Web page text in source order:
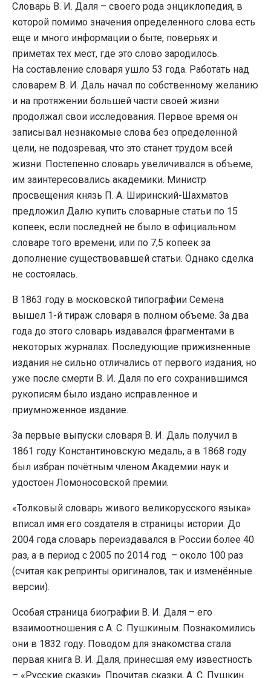
Словарь В. И. Даля – своего рода энциклопедия, в
которой помимо значения определенного слова есть
еще и много информации о быте, поверьях и
приметах тех мест, где это слово зародилось.
На составление словаря ушло 53 года. Работать над
словарем В. И. Даль начал по собственному желанию
и на протяжении большей части своей жизни
продолжал свои исследования. Первое время он
записывал незнакомые слова без определенной
цели, не подозревая, что это станет трудом всей
жизни. Постепенно словарь увеличивался в объеме,
им заинтересовались академики. Министр
просвещения князь П. А. Ширинский-Шахматов
предложил Далю купить словарные статьи по 15
копеек, если последней не было в официальном
словаре того времени, или по 7,5 копеек за
дополнение существовавшей статьи. Однако сделка
не состоялась.
В 1863 году в московской типографии Семена
вышел 1-й тираж словаря в полном объеме. За два
года до этого словарь издавался фрагментами в
некоторых журналах. Последующие прижизненные
издания не сильно отличались от первого издания, но
уже после смерти В. И. Даля по его сохранившимся
рукописям было издано исправленное и
приумноженное издание.
За первые выпуски словаря В. И. Даль получил в
1861 году Константиновскую медаль, а в 1868 году
был избран почётным членом Академии наук и
удостоен Ломоносовской премии.
«Толковый словарь живого великорусского языка»
вписал имя его создателя в страницы истории. До
2004 года словарь переиздавался в России более 40
раз, а в период с 2005 по 2014 год – около 100 раз
(считая как репринты оригиналов, так и изменённые
версии).
Особая страница биографии В. И. Даля – его
взаимоотношения с А. С. Пушкиным. Познакомились
они в 1832 году. Поводом для знакомства стала
первая книга В. И. Даля, принесшая ему известность
– «Русские сказки». Прочитав сказки, А. С. Пушкин